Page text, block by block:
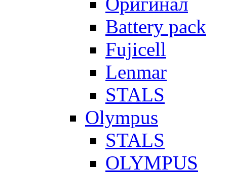
Battery pack
Fujicell
Lenmar
STALS
Olympus
STALS
OLYMPUS